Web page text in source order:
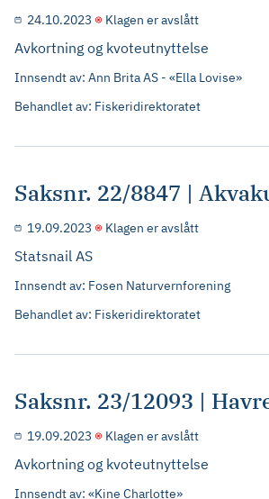
24.10.2023 Klagen er avslått
Avkortning og kvoteutnyttelse
Innsendt av: Ann Brita AS - «Ella Lovise»
Behandlet av: Fiskeridirektoratet
Saksnr. 22/8847 |
19.09.2023 Klagen er avslått
Statsnail AS
Innsendt av: Fosen Naturvernforening
Behandlet av: Fiskeridirektoratet
Saksnr. 23/12093 |
19.09.2023 Klagen er avslått
Avkortning og kvoteutnyttelse
Innsendt av: «Kine Charlotte»